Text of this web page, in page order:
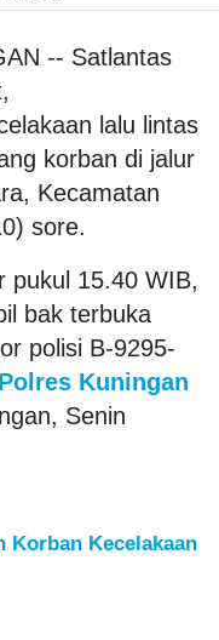
-- Satlantas
lalu lintas
korban di jalur
Kecamatan
sore.
pukul 15.40 WIB,
bak terbuka
polisi B-9295-
Polres Kuningan
Senin
Korban Kecelakaan